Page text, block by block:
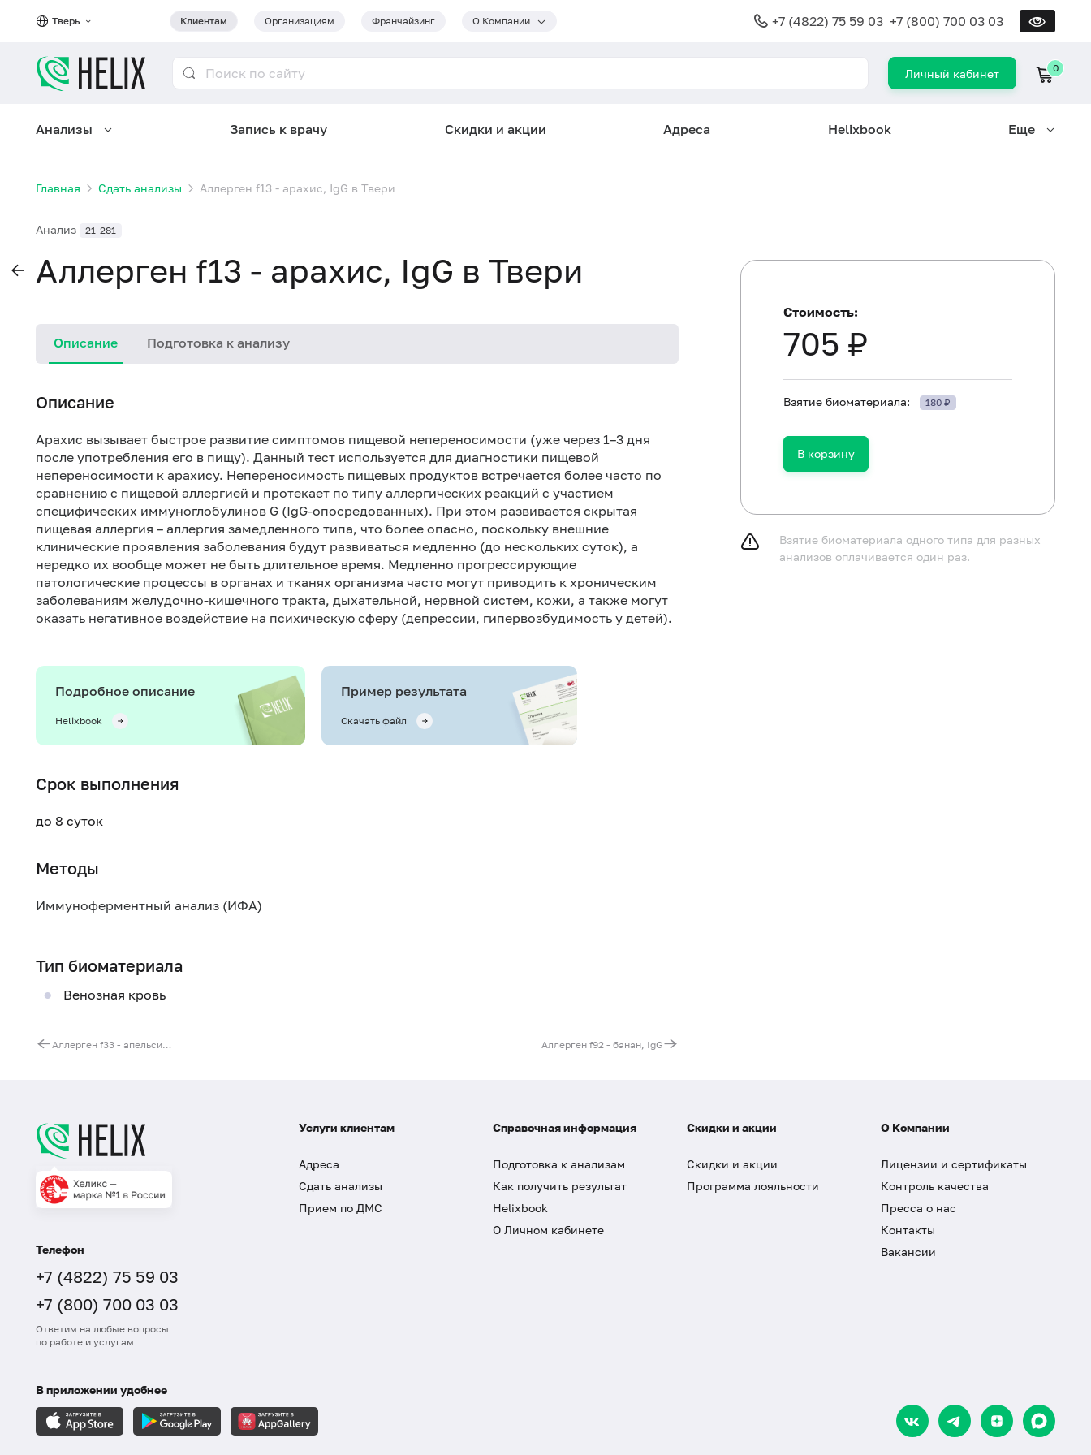
Тверь Клиентам Организациям Франчайзинг О Компании +7 (4822) 75 59 03 +7 (800) 700 03 03
Личный кабинет 0
Анализы Запись к врачу Скидки и акции Адреса Helixbook Еще
Главная Сдать анализы Аллерген f13 - арахис, IgG в Твери
Анализ 21-281
Аллерген f13 - арахис, IgG в Твери
Описание Подготовка к анализу
Описание
Арахис вызывает быстрое развитие симптомов пищевой непереносимости (уже через 1–3 дня
после употребления его в пищу). Данный тест используется для диагностики пищевой
непереносимости к арахису. Непереносимость пищевых продуктов встречается более часто по
сравнению с пищевой аллергией и протекает по типу аллергических реакций с участием
специфических иммуноглобулинов G (IgG-опосредованных). При этом развивается скрытая
пищевая аллергия – аллергия замедленного типа, что более опасно, поскольку внешние
клинические проявления заболевания будут развиваться медленно (до нескольких суток), а
нередко их вообще может не быть длительное время. Медленно прогрессирующие
патологические процессы в органах и тканях организма часто могут приводить к хроническим
заболеваниям желудочно-кишечного тракта, дыхательной, нервной систем, кожи, а также могут
оказать негативное воздействие на психическую сферу (депрессии, гипервозбудимость у детей).
Подробное описание
Helixbook
Пример результата
Скачать файл
Срок выполнения
до 8 суток
Методы
Иммуноферментный анализ (ИФА)
Тип биоматериала
Венозная кровь
Аллерген f33 - апельсин, IgG Аллерген f92 - банан, IgG
Не курить в течение 30 минут до исследования.
Стоимость:
705 ₽
Взятие биоматериала: 180 ₽
В корзину
Взятие биоматериала одного типа для разных
анализов оплачивается один раз.
Телефон
+7 (4822) 75 59 03
+7 (800) 700 03 03
Ответим на любые вопросы
по работе и услугам
Услуги клиентам
Адреса
Сдать анализы
Прием по ДМС
Справочная информация
Подготовка к анализам
Как получить результат
Helixbook
О Личном кабинете
Скидки и акции
Скидки и акции
Программа лояльности
О Компании
Лицензии и сертификаты
Контроль качества
Пресса о нас
Контакты
Вакансии
В приложении удобнее